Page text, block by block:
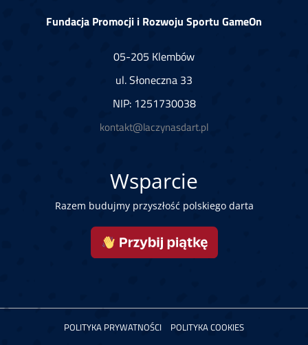
Fundacja Promocji i Rozwoju Sportu GameOn
05-205 Klembów
ul. Słoneczna 33
NIP: 1251730038
kontakt@laczynasdart.pl
Wsparcie
Razem budujmy przyszłość polskiego darta
POLITYKA PRYWATNOŚCI POLITYKA COOKIES